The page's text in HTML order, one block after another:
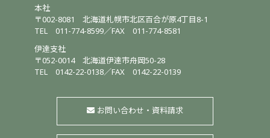
本社
〒002-8081北海道札幌市北区百合が原4丁目8-1
TEL011-774-8599／FAX 011-774-8581
伊達支社
〒052-0014北海道伊達市舟岡50-28
TEL0142-22-0138／FAX 0142-22-0139
お問い合わせ・資料請求